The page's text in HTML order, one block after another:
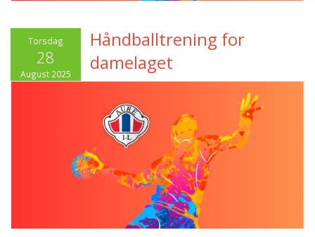
Torsdag
28
August 2025
Håndballtrening for
damelaget